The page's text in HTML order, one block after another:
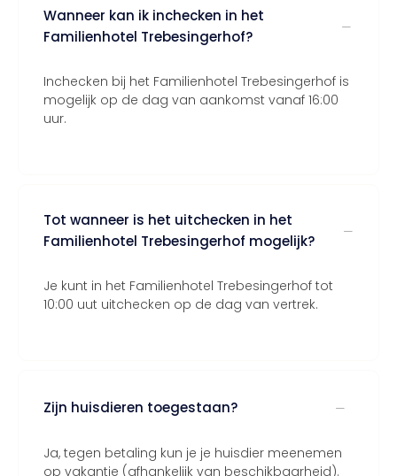
Wanneer kan ik inchecken in het
Familienhotel Trebesingerhof?
Inchecken bij het Familienhotel Trebesingerhof is
mogelijk op de dag van aankomst vanaf 16:00
uur.
Tot wanneer is het uitchecken in het
Familienhotel Trebesingerhof mogelijk?
Je kunt in het Familienhotel Trebesingerhof tot
10:00 uut uitchecken op de dag van vertrek.
Zijn huisdieren toegestaan?
Ja, tegen betaling kun je je huisdier meenemen
op vakantie (afhankelijk van beschikbaarheid).